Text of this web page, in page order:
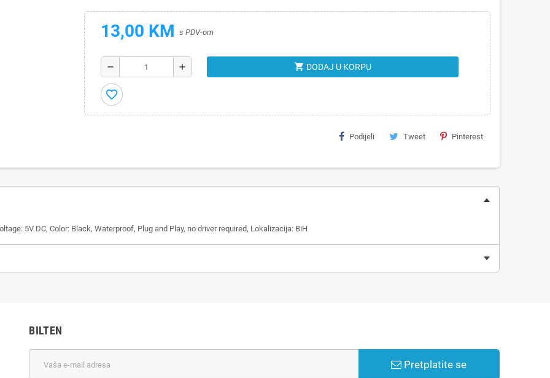
13,00 KM s PDV-om
remove add shopping_cart DODAJ U KORPU
favorite_border
Podijeli Tweet Pinterest
5V DC, Color: Black, Waterproof, Plug and Play, no driver required, Lokalizacija: BiH
BILTEN
Pretplatite se